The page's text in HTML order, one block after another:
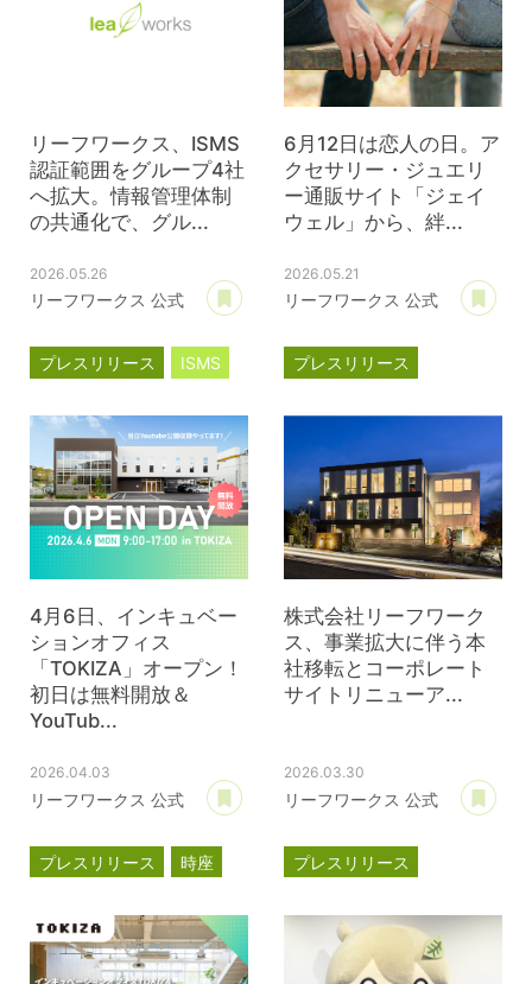
リーフワークス、ISMS
認証範囲をグループ4社
へ拡大。情報管理体制
の共通化で、グル...
2026.05.26
リーフワークス 公式
あとで読む
プレスリリース ISMS
6月12日は恋人の日。ア
クセサリー・ジュエリ
ー通販サイト「ジェイ
ウェル」から、絆...
2026.05.21
リーフワークス 公式
プレスリリース
4月6日、インキュベー
ションオフィス
「TOKIZA」オープン！
初日は無料開放＆
YouTub...
2026.04.03
リーフワークス 公式
あとで読む
プレスリリース
時座
インキュベーション
株式会社リーフワーク
ス、事業拡大に伴う本
社移転とコーポレート
サイトリニューア...
2026.03.30
リーフワークス 公式
プレスリリース